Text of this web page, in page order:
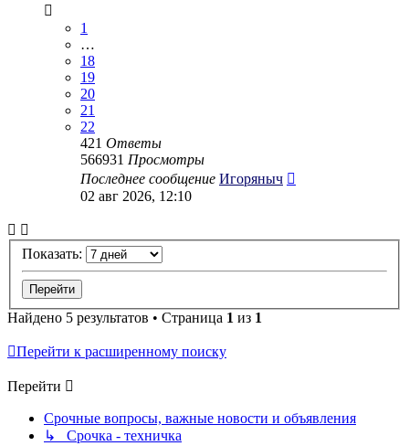
1
…
18
19
20
21
22
421 Ответы
566931 Просмотры
Последнее сообщение Игоряныч
02 авг 2026, 12:10
Показать:
Найдено 5 результатов • Страница 1 из 1
Перейти к расширенному поиску
Перейти
Срочные вопросы, важные новости и объявления
↳ Срочка - техничка